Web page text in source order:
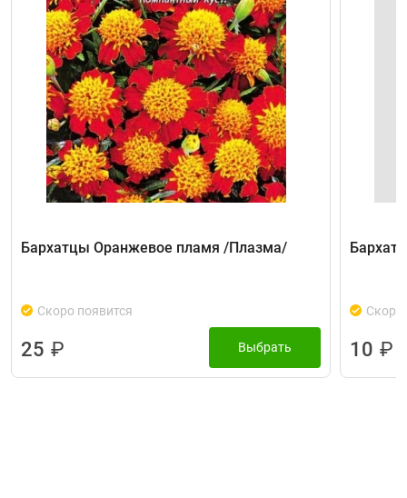
Бархатцы Оранжевое пламя /Плазма/
Скоро появится
25 ₽ Выбрать
Скоро
10 ₽